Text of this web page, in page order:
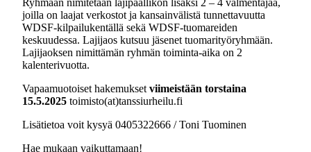
Ryhmään nimitetään lajipäällikön lisäksi 2 – 4 valmentajaa,
joilla on laajat verkostot ja kansainvälistä tunnettavuutta
WDSF-kilpailukentällä sekä WDSF-tuomareiden
keskuudessa. Lajijaos kutsuu jäsenet tuomarityöryhmään.
Lajijaoksen nimittämän ryhmän toiminta-aika on 2
kalenterivuotta.
Vapaamuotoiset hakemukset viimeistään torstaina
15.5.2025 toimisto(at)tanssiurheilu.fi
Lisätietoa voit kysyä 0405322666 / Toni Tuominen
Hae mukaan vaikuttamaan!